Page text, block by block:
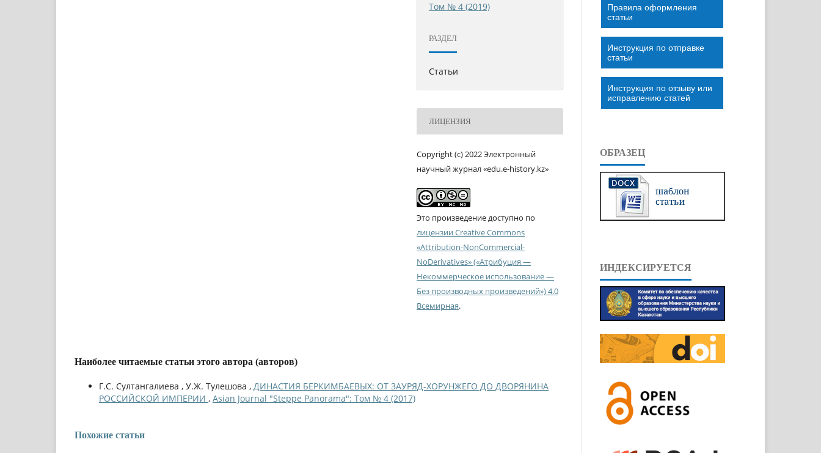
Том № 4 (2019)
РАЗДЕЛ
Статьи
ЛИЦЕНЗИЯ
Copyright (c) 2022 Электронный
научный журнал «edu.e-history.kz»
Это произведение доступно по
лицензии Creative Commons
«Attribution-NonCommercial-
NoDerivatives» («Атрибуция —
Некоммерческое использование —
Без производных произведений») 4.0
Всемирная.
Наиболее читаемые статьи этого автора (авторов)
Г.С. Султангалиева , У.Ж. Тулешова , ДИНАСТИЯ БЕРКИМБАЕВЫХ: ОТ ЗАУРЯД-ХОРУНЖЕГО ДО ДВОРЯНИНА
РОССИЙСКОЙ ИМПЕРИИ , Asian Journal "Steppe Panorama": Том № 4 (2017)
Похожие статьи
Правила оформления
статьи
Инструкция по отправке
статьи
Инструкция по отзыву или
исправлению статей
ОБРАЗЕЦ
ИНДЕКСИРУЕТСЯ